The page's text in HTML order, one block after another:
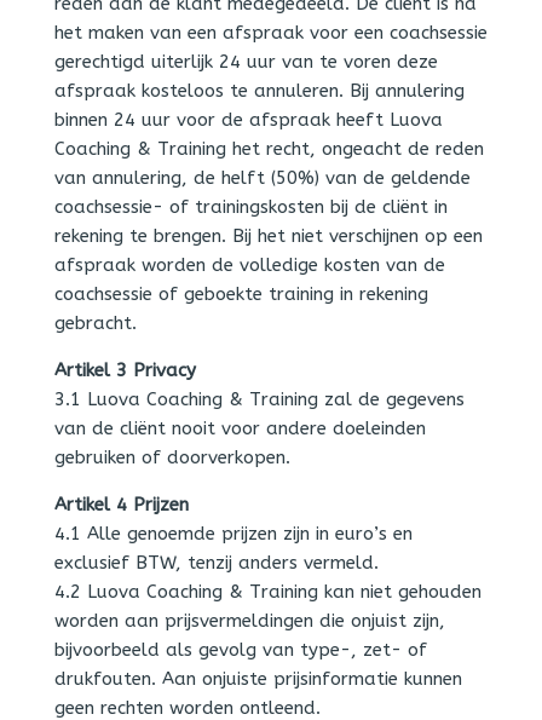
het maken van een afspraak voor een coachsessie
gerechtigd uiterlijk 24 uur van te voren deze
afspraak kosteloos te annuleren. Bij annulering
binnen 24 uur voor de afspraak heeft Luova
Coaching & Training het recht, ongeacht de reden
van annulering, de helft (50%) van de geldende
coachsessie- of trainingskosten bij de cliënt in
rekening te brengen. Bij het niet verschijnen op een
afspraak worden de volledige kosten van de
coachsessie of geboekte training in rekening
gebracht.
Artikel 3 Privacy
3.1 Luova Coaching & Training zal de gegevens
van de cliënt nooit voor andere doeleinden
gebruiken of doorverkopen.
Artikel 4 Prijzen
4.1 Alle genoemde prijzen zijn in euro’s en
exclusief BTW, tenzij anders vermeld.
4.2 Luova Coaching & Training kan niet gehouden
worden aan prijsvermeldingen die onjuist zijn,
bijvoorbeeld als gevolg van type-, zet- of
drukfouten. Aan onjuiste prijsinformatie kunnen
geen rechten worden ontleend.